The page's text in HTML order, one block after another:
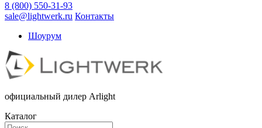
8 (800) 550-31-93
sale@lightwerk.ru Контакты
Шоурум
официальный дилер Arlight
Каталог